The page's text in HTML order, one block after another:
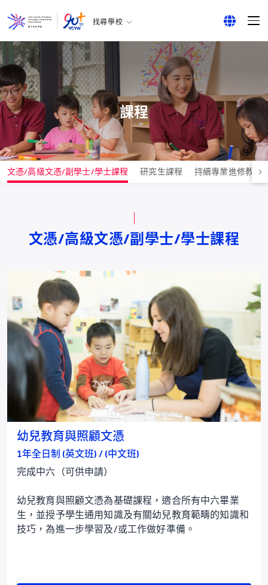
找尋學校
所有耀中耀華學校
English
繁體中文
简体中文
課程
文憑/高級文憑/副學士/學士課程 研究生課程 持續專業進修教育
文憑/高級文憑/副學士/學士課程
幼兒教育與照顧文憑
1年全日制 (英文班) / (中文班)
完成中六（可供申請）
幼兒教育與照顧文憑為基礎課程，適合所有中六畢業
生，並授予學生通用知識及有關幼兒教育範疇的知識和
技巧，為進一步學習及/或工作做好準備。